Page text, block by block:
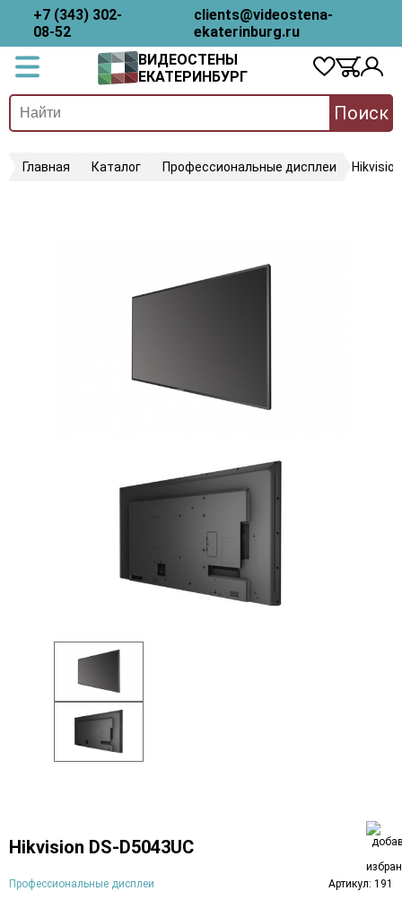
+7 (343) 302-
08-52
clients@videostena-
ekaterinburg.ru
ВИДЕОСТЕНЫ
ЕКАТЕРИНБУРГ
Поиск
Главная Каталог Профессиональные дисплеи
Hikvision DS-D5043UC
Профессиональные дисплеи Артикул: 191